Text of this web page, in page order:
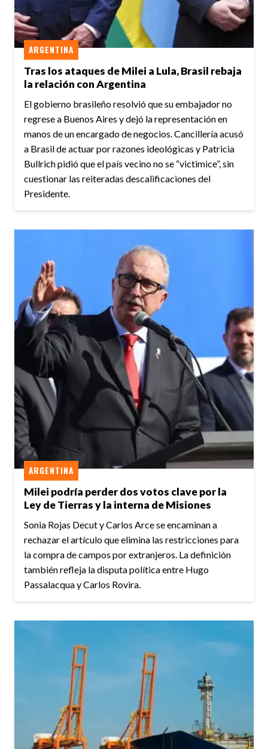
Tras los ataques de Milei a Lula, Brasil rebaja
la relación con Argentina
ARGENTINA
El gobierno brasileño resolvió que su embajador no
regrese a Buenos Aires y dejó la representación en
manos de un encargado de negocios. Cancillería acusó
a Brasil de actuar por razones ideológicas y Patricia
Bullrich pidió que el país vecino no se “victimice”, sin
cuestionar las reiteradas descalificaciones del
Presidente.
Milei podría perder dos votos clave por la
Ley de Tierras y la interna de Misiones
ARGENTINA
Sonia Rojas Decut y Carlos Arce se encaminan a
rechazar el artículo que elimina las restricciones para
la compra de campos por extranjeros. La definición
también refleja la disputa política entre Hugo
Passalacqua y Carlos Rovira.